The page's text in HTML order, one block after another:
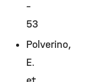
–
53
Polverino,
E.